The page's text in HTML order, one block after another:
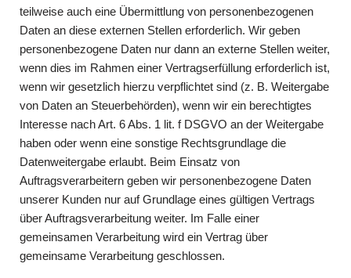
teilweise auch eine Übermittlung von personenbezogenen
Daten an diese externen Stellen erforderlich. Wir geben
personenbezogene Daten nur dann an externe Stellen weiter,
wenn dies im Rahmen einer Vertragserfüllung erforderlich ist,
wenn wir gesetzlich hierzu verpflichtet sind (z. B. Weitergabe
von Daten an Steuerbehörden), wenn wir ein berechtigtes
Interesse nach Art. 6 Abs. 1 lit. f DSGVO an der Weitergabe
haben oder wenn eine sonstige Rechtsgrundlage die
Datenweitergabe erlaubt. Beim Einsatz von
Auftragsverarbeitern geben wir personenbezogene Daten
unserer Kunden nur auf Grundlage eines gültigen Vertrags
über Auftragsverarbeitung weiter. Im Falle einer
gemeinsamen Verarbeitung wird ein Vertrag über
gemeinsame Verarbeitung geschlossen.